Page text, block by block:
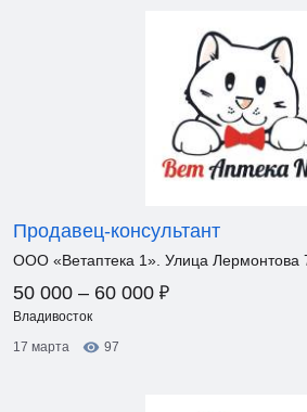
Продавец-консультант
ООО «Ветаптека 1». Улица Лермонтова
50 000 – 60 000 ₽
Владивосток
17 марта
97